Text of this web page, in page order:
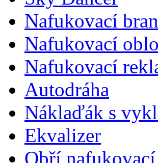
Nafukovací
Nafukovací
Nafukovací
Autodráha
Náklaďák s
Ekvalizer
Obří